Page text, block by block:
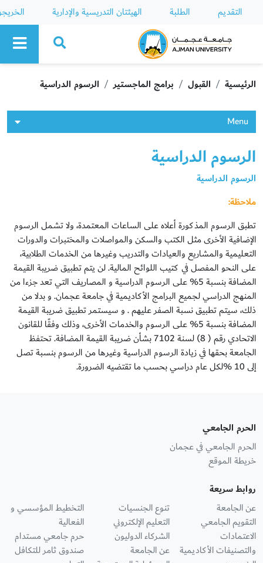
التقديم الطلبة الهيئتان التدريسية والإدارية
Ajman University
الرئيسية القبول برامج الماجستير الرسوم الدراسية
Menu
الرسوم الدراسية
الرسوم الدراسية
ملاحظة:
تطبق الرسوم المذكورة أعلاه على الساعات المعتمدة، ولا تشمل الرسوم
الإضافية الأخرى مثل الكتب والسكن والمواصلات والمختبرات والدورات
التعليمية والمشاريع والعيادات والتدريب وغيرها من الخدمات الطلابية،
على النحو المفصل في كتيب اللوائح المالية. لن یتم تطبیق ضریبة القیمة
المضافة بنسبة 5% على الرسوم الدراسیة و المصاریف التي تعد جزءا من
المنھج الدراسي لجمیع البرامج الأكادیمیة في جامعة عجمان. و بدلا من
ذلك، سیتم تطبیق نسبة الصفر علیھم . و سیستمر تطبیق ضریبة القیمة
المضافة بنسبة 5% على الرسوم والخدمات الأخرى، وذلك وفقًا للقانون
الاتحادي رقم ( 8) لسنة 7102 بشأن ضریبة القیمة المضافة. تحتفظ
الجامعة بحقها في زيادة الرسوم الدراسية وغيرها من الرسوم بنسبة تصل
إلى 10 %لكل عام دراسي بحسب ما تقتضيه الضرورة.
الحرم الجامعي
الحرم الجامعي في عجمان
خريطة الموقع
روابط سريعة
عن الجامعة
التقويم الجامعي
الاعتمادات
والتصنيفات الأكاديمية
تنوع الجنسيات
التعليم الإلكتروني
الشركاء الدوليون
عن الجامعة
التخطيط المؤسسي و
الفعالية
حرم جامعي مستدام
صندوق ثامر للتكافل